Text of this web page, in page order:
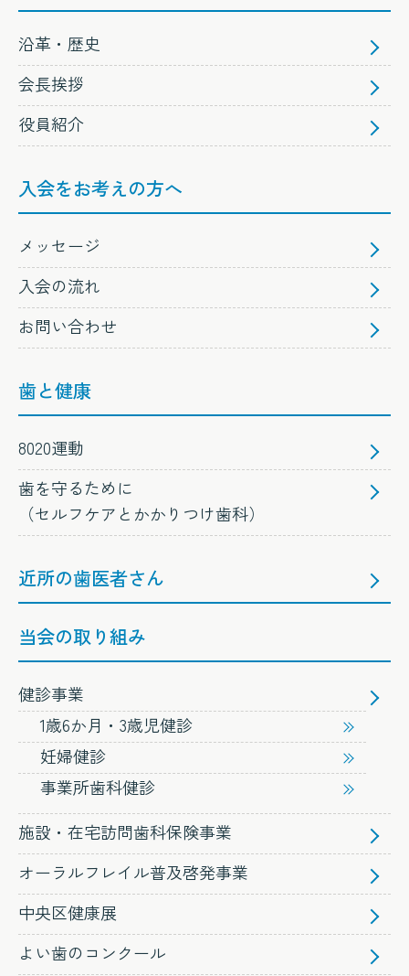
沿革・歴史
会長挨拶
役員紹介
入会をお考えの方へ
メッセージ
入会の流れ
お問い合わせ
歯と健康
8020運動
歯を守るために
（セルフケアとかかりつけ歯科）
近所の歯医者さん
当会の取り組み
健診事業
1歳6か月・3歳児健診
妊婦健診
事業所歯科健診
施設・在宅訪問歯科保険事業
オーラルフレイル普及啓発事業
中央区健康展
よい歯のコンクール